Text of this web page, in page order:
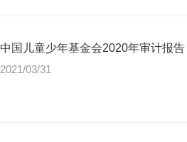
中国儿童少年基金会2020年审计报告
2021/03/31